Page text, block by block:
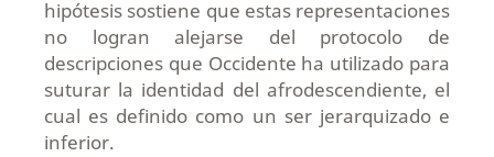
hipótesis sostiene que estas representaciones
no logran alejarse del protocolo de
descripciones que Occidente ha utilizado para
suturar la identidad del afrodescendiente, el
cual es definido como un ser jerarquizado e
inferior.